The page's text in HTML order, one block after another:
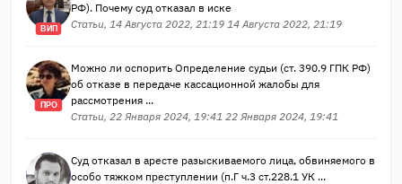
ВИП
РФ). Почему суд отказал в иске
Статьи, 14 Августа 2022, 21:19 14 Августа 2022, 21:19
ПРО
Можно ли оспорить Определение судьи (ст. 390.9 ГПК РФ)
об отказе в передаче кассационной жалобы для
рассмотрения ...
Статьи, 22 Января 2024, 19:41 22 Января 2024, 19:41
Суд отказал в аресте разыскиваемого лица, обвиняемого в
особо тяжком преступлении (п.Г ч.3 ст.228.1 УК ...